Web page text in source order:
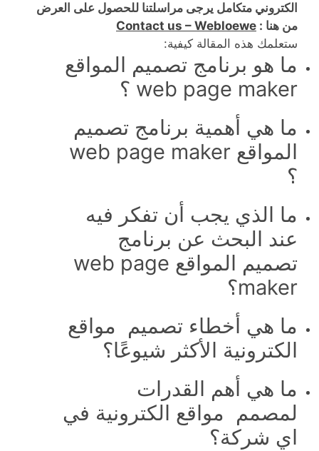
الكتروني متكامل يرجى مراسلتنا للحصول على العرض
من هنا : Contact us – Webloewe
ستعلمك هذه المقالة كيفية:
ما هو برنامج تصميم المواقع
web page maker ؟
ما هي أهمية برنامج تصميم
المواقع web page maker
؟
ما الذي يجب أن تفكر فيه
عند البحث عن برنامج
تصميم المواقع web page
maker؟
ما هي أخطاء تصميم مواقع
الكترونية الأكثر شيوعًا؟
ما هي أهم القدرات
لمصمم مواقع الكترونية في
اي شركة؟